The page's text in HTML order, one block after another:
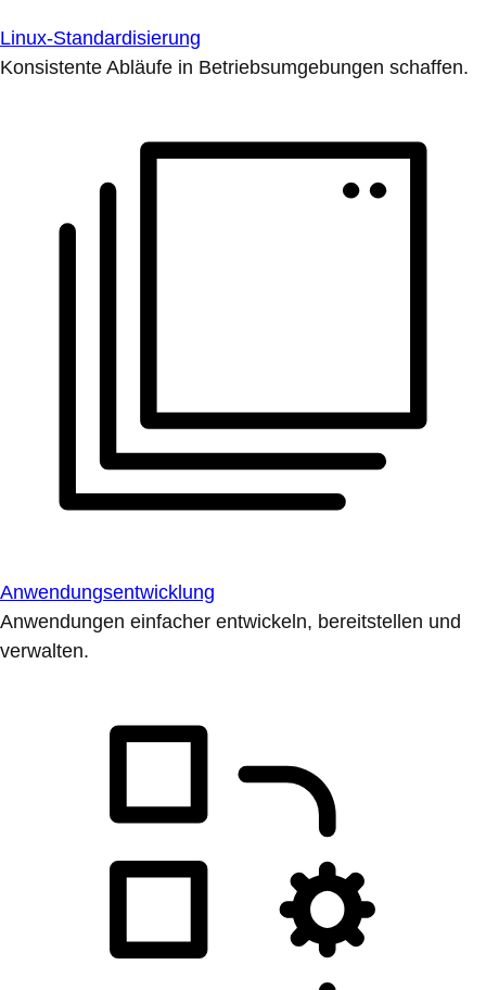
Linux-Standardisierung
Konsistente Abläufe in Betriebsumgebungen schaffen.
Anwendungsentwicklung
Anwendungen einfacher entwickeln, bereitstellen und
verwalten.